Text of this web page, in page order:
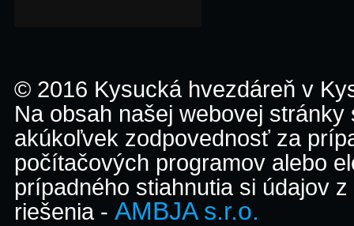
© 2016 Kysucká hvezdáreň v
Na obsah našej webovej
akúkoľvek zodpovednosť za
počítačových programov alebo
prípadného stiahnutia si údajov
riešenia - AMBJA s.r.o.